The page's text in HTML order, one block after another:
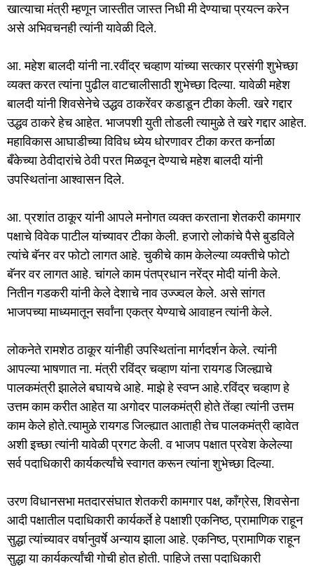
खात्याचा मंत्री म्हणून जास्तीत जास्त निधी मी देण्याचा प्रयत्न करेन
असे अभिवचनही त्यांनी यावेळी दिले.
आ. महेश बालदी यांनी ना.रवींद्र चव्हाण यांच्या सत्कार प्रसंगी शुभेच्छा
व्यक्त करत त्यांना पुढील वाटचालीसाठी शुभेच्छा दिल्या. यावेळी महेश
बालदी यांनी शिवसेनेचे उद्धव ठाकरेंवर कडाडून टीका केली. खरे गद्दार
उद्धव ठाकरे हेच आहेत. भाजपशी युती तोडली त्यामुळे ते खरे गद्दार आहेत.
महाविकास आघाडीच्या विविध ध्येय धोरणावर टीका करत कर्नाळा
बँकेच्या ठेवीदारांचे ठेवी परत मिळवून देण्याचे महेश बालदी यांनी
उपस्थितांना आश्वासन दिले.
आ. प्रशांत ठाकूर यांनी आपले मनोगत व्यक्त करताना शेतकरी कामगार
पक्षाचे विवेक पाटील यांच्यावर टीका केली. हजारो लोकांचे पैसे बुडविले
त्यांचे बॅनर वर फोटो लागत आहे. चुकीचे काम केलेल्या व्यक्तीचे फोटो
बॅनर वर लागत आहे. चांगले काम पंतप्रधान नरेंद्र मोदी यांनी केले.
नितीन गडकरी यांनी केले देशाचे नाव उज्ज्वल केले. असे सांगत
भाजपच्या माध्यमातून सर्वांना एकत्र येण्याचे आवाहन त्यांनी केले.
लोकनेते रामशेठ ठाकूर यांनीही उपस्थितांना मार्गदर्शन केले. त्यांनी
आपल्या भाषणात ना. मंत्री रविंद्र चव्हाण यांना रायगड जिल्ह्याचे
पालकमंत्री झालेले बघायचे आहे. माझे हे स्वप्न आहे.रविंद्र चव्हाण हे
उत्तम काम करीत आहेत या अगोदर पालकमंत्री होते तेंव्हा त्यांनी उत्तम
काम केले होते.त्यामुळे रायगड जिल्ह्यात आताही तेच पालकमंत्री व्हावेत
अशी इच्छा त्यांनी यावेळी प्रगट केली. व भाजप पक्षात प्रवेश केलेल्या
सर्व पदाधिकारी कार्यकर्त्यांचे स्वागत करून त्यांना शुभेच्छा दिल्या.
उरण विधानसभा मतदारसंघात शेतकरी कामगार पक्ष, काँग्रेस, शिवसेना
आदी पक्षातील पदाधिकारी कार्यकर्ते हे पक्षाशी एकनिष्ठ, प्रामाणिक राहून
सुद्धा त्यांच्यावर वर्षानुवर्षे अन्याय झाला आहे. एकनिष्ठ, प्रामाणिक राहून
सुद्धा या कार्यकर्त्यांची गोची होत होती. पाहिजे तसा पदाधिकारी